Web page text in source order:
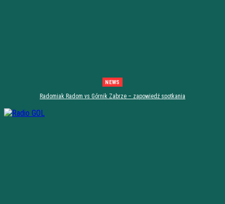
NEWS
Radomiak Radom vs Górnik Zabrze – zapowiedź spotkania